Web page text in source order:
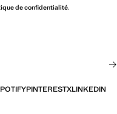
de confidentialité.
PINTERESTXLINKEDIN